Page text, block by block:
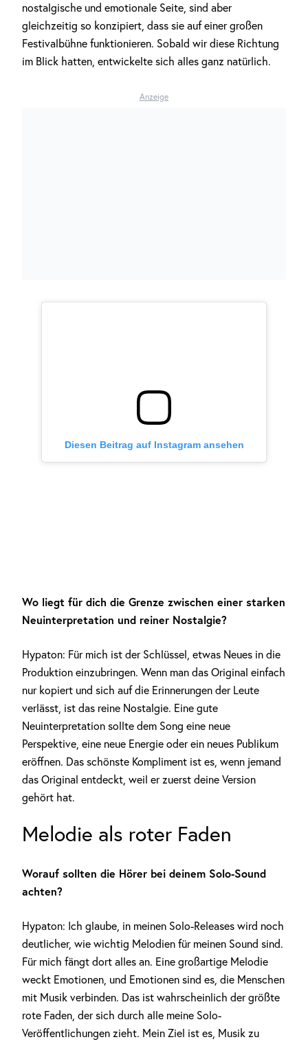
nostalgische und emotionale Seite, sind aber
gleichzeitig so konzipiert, dass sie auf einer großen
Festivalbühne funktionieren. Sobald wir diese Richtung
im Blick hatten, entwickelte sich alles ganz natürlich.
Anzeige
Diesen Beitrag auf Instagram ansehen
Wo liegt für dich die Grenze zwischen einer starken
Neuinterpretation und reiner Nostalgie?
Hypaton: Für mich ist der Schlüssel, etwas Neues in die
Produktion einzubringen. Wenn man das Original einfach
nur kopiert und sich auf die Erinnerungen der Leute
verlässt, ist das reine Nostalgie. Eine gute
Neuinterpretation sollte dem Song eine neue
Perspektive, eine neue Energie oder ein neues Publikum
eröffnen. Das schönste Kompliment ist es, wenn jemand
das Original entdeckt, weil er zuerst deine Version
gehört hat.
Melodie als roter Faden
Worauf sollten die Hörer bei deinem Solo-Sound
achten?
Hypaton: Ich glaube, in meinen Solo-Releases wird noch
deutlicher, wie wichtig Melodien für meinen Sound sind.
Für mich fängt dort alles an. Eine großartige Melodie
weckt Emotionen, und Emotionen sind es, die Menschen
mit Musik verbinden. Das ist wahrscheinlich der größte
rote Faden, der sich durch alle meine Solo-
Veröffentlichungen zieht. Mein Ziel ist es, Musik zu